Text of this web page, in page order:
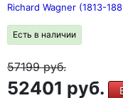
Richard Wagner (1813-
Есть в наличии
57199руб.
52401 руб.